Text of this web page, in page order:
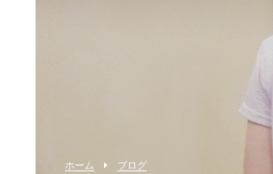
ホーム ブログ